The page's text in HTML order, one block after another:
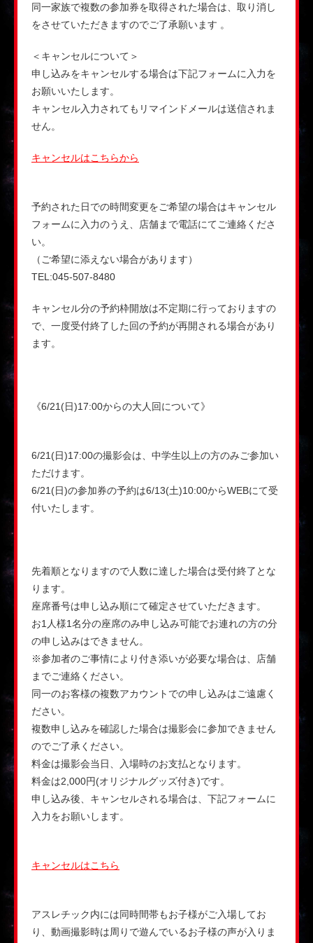
同一家族で複数の参加券を取得された場合は、取り消し
をさせていただきますのでご了承願います 。
＜キャンセルについて＞
申し込みをキャンセルする場合は下記フォームに入力を
お願いいたします。
キャンセル入力されてもリマインドメールは送信されま
せん。
キャンセルはこちらから
予約された日での時間変更をご希望の場合はキャンセル
フォームに入力のうえ、店舗まで電話にてご連絡くださ
い。
（ご希望に添えない場合があります）
TEL:045-507-8480
キャンセル分の予約枠開放は不定期に行っておりますの
で、一度受付終了した回の予約が再開される場合があり
ます。
《6/21(日)17:00からの大人回について》
6/21(日)17:00の撮影会は、中学生以上の方のみご参加い
ただけます。
6/21(日)の参加券の予約は6/13(土)10:00からWEBにて受
付いたします。
先着順となりますので人数に達した場合は受付終了とな
ります。
座席番号は申し込み順にて確定させていただきます。
お1人様1名分の座席のみ申し込み可能でお連れの方の分
の申し込みはできません。
※参加者のご事情により付き添いが必要な場合は、店舗
までご連絡ください。
同一のお客様の複数アカウントでの申し込みはご遠慮く
ださい。
複数申し込みを確認した場合は撮影会に参加できません
のでご了承ください。
料金は撮影会当日、入場時のお支払となります。
料金は2,000円(オリジナルグッズ付き)です。
申し込み後、キャンセルされる場合は、下記フォームに
入力をお願いします。
キャンセルはこちら
アスレチック内には同時間帯もお子様がご入場してお
り、動画撮影時は周りで遊んでいるお子様の声が入りま